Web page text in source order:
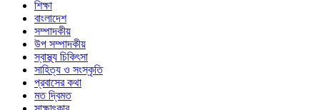
শিক্ষা
বাংলাদেশ
সম্পাদকীয়
উপ সম্পাদকীয়
স্বাস্থ্য চিকিৎসা
সাহিত্য ও সংস্কৃতি
প্রবাসের কথা
মত দ্বিমত